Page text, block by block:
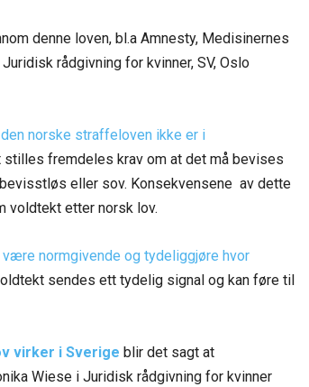
denne loven, bl.a Amnesty, Medisinernes
rådgivning for kvinner, SV, Oslo
norske straffeloven ikke er i
stilles fremdeles krav om at det må bevises
eller sov. Konsekvensene av dette
voldtekt etter norsk lov.
normgivende og tydeliggjøre hvor
sendes ett tydelig signal og kan føre til
virker i Sverige blir det sagt at
Wiese i Juridisk rådgivning for kvinner